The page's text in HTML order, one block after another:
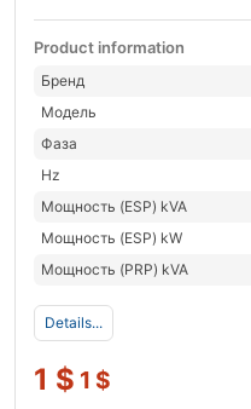
Product information
Бренд
Модель
Фаза
Hz
Мощность (ESP) kVA
Мощность (ESP) kW
Мощность (PRP) kVA
Details...
1 $ 1 $